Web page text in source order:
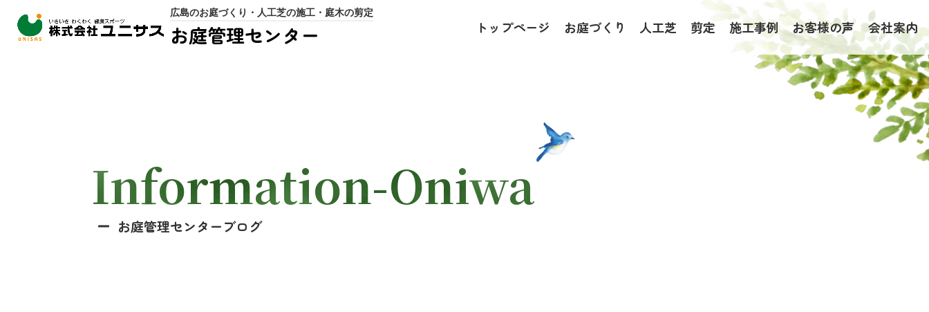
広島のお庭づくり・人工芝の施工・庭木の剪定
お庭管理センター トップページ お庭づくり 人工芝 剪定 施工事例 お客様の声 会社案内
Information-Oniwa
お庭管理センターブログ